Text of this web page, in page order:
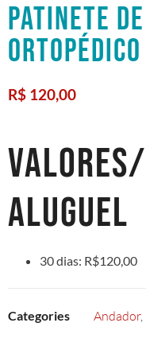
PATINETE
R$ 120,00
ALUGUEL
30 dias: R$120,00
Categories Andador,